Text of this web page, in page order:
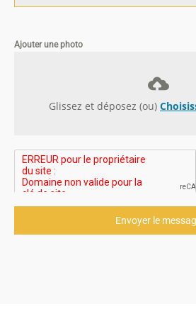
Ajouter une photo
Glissez et déposez (ou)
Envoyer le